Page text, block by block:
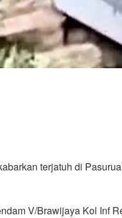
terjatuh di
V/Brawijaya Kol Inf